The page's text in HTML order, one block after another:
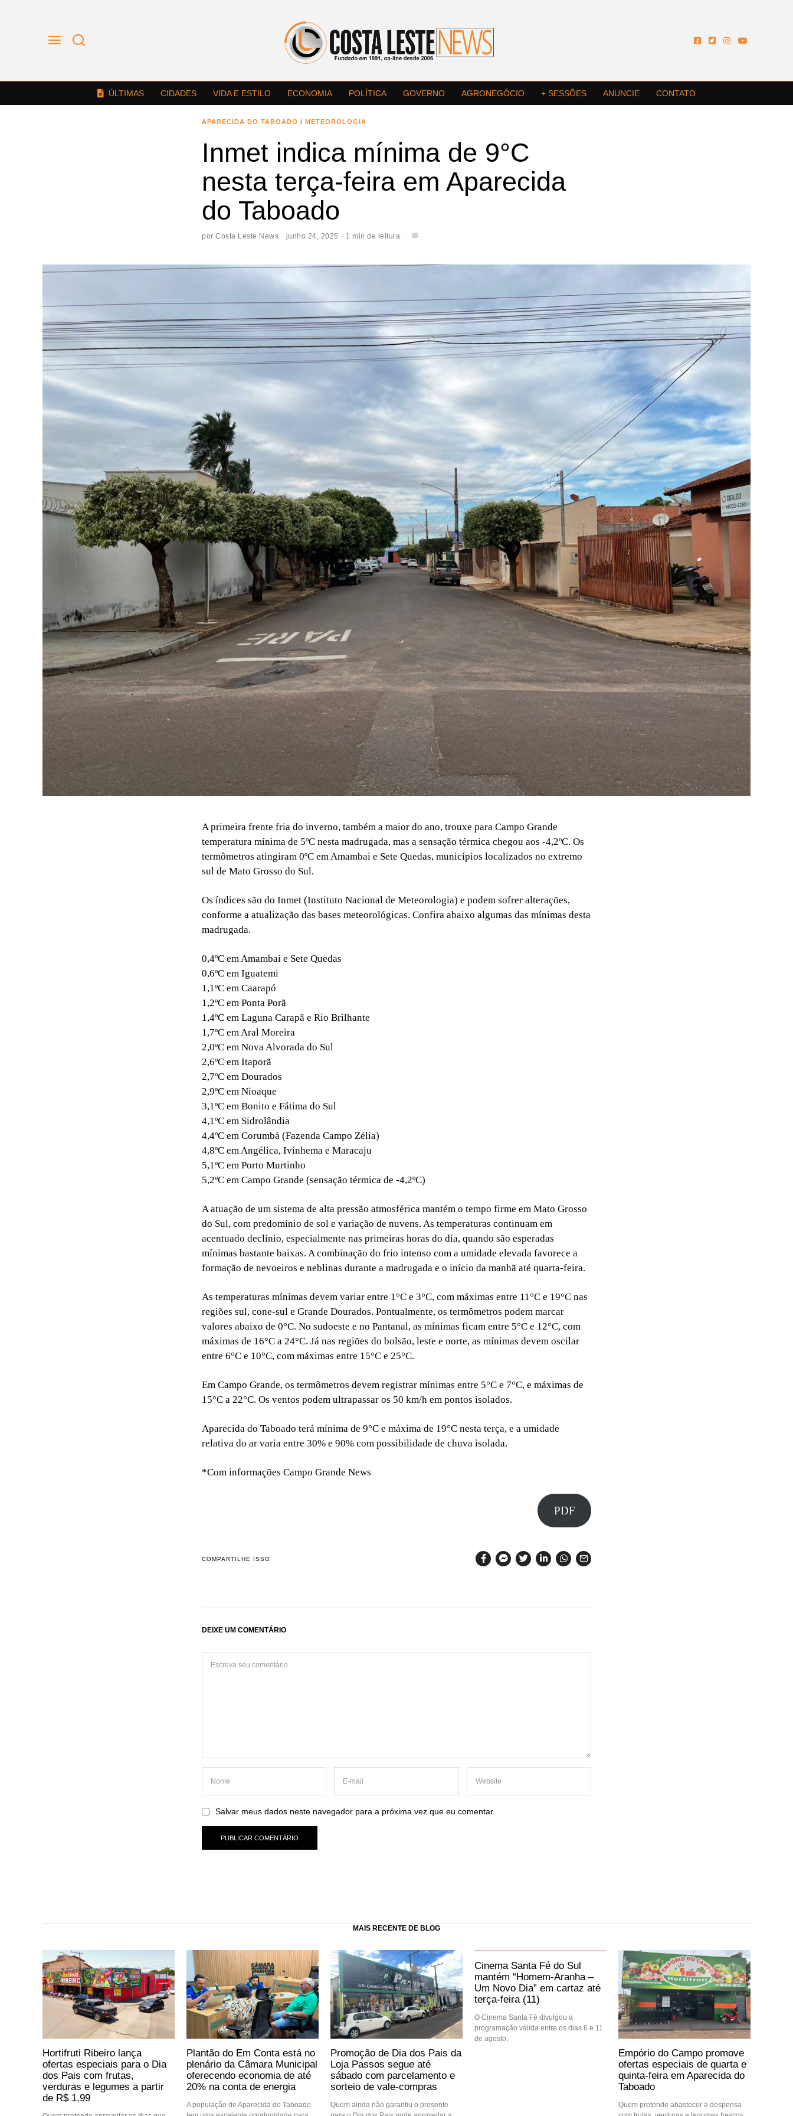
ÚLTIMAS CIDADES VIDA E ESTILO ECONOMIA POLÍTICA GOVERNO AGRONEGÓCIO + SESSÕES ANUNCIE CONTATO
APARECIDA DO TABOADO / METEOROLOGIA
Inmet indica mínima de 9°C
nesta terça-feira em Aparecida
do Taboado
por Costa Leste News junho 24, 2025 1 min de leitura
A primeira frente fria do inverno, também a maior do ano, trouxe para Campo Grande
temperatura mínima de 5ºC nesta madrugada, mas a sensação térmica chegou aos -4,2ºC. Os
termômetros atingiram 0ºC em Amambai e Sete Quedas, municípios localizados no extremo
sul de Mato Grosso do Sul.
Os índices são do Inmet (Instituto Nacional de Meteorologia) e podem sofrer alterações,
conforme a atualização das bases meteorológicas. Confira abaixo algumas das mínimas desta
madrugada.
0,4ºC em Amambai e Sete Quedas
0,6ºC em Iguatemi
1,1ºC em Caarapó
1,2ºC em Ponta Porã
1,4ºC em Laguna Carapã e Rio Brilhante
1,7ºC em Aral Moreira
2,0ºC em Nova Alvorada do Sul
2,6ºC em Itaporã
2,7ºC em Dourados
2,9ºC em Nioaque
3,1ºC em Bonito e Fátima do Sul
4,1ºC em Sidrolândia
4,4ºC em Corumbá (Fazenda Campo Zélia)
4,8ºC em Angélica, Ivinhema e Maracaju
5,1ºC em Porto Murtinho
5,2ºC em Campo Grande (sensação térmica de -4,2ºC)
A atuação de um sistema de alta pressão atmosférica mantém o tempo firme em Mato Grosso
do Sul, com predomínio de sol e variação de nuvens. As temperaturas continuam em
acentuado declínio, especialmente nas primeiras horas do dia, quando são esperadas
mínimas bastante baixas. A combinação do frio intenso com a umidade elevada favorece a
formação de nevoeiros e neblinas durante a madrugada e o início da manhã até quarta-feira.
As temperaturas mínimas devem variar entre 1°C e 3°C, com máximas entre 11°C e 19°C nas
regiões sul, cone-sul e Grande Dourados. Pontualmente, os termômetros podem marcar
valores abaixo de 0°C. No sudoeste e no Pantanal, as mínimas ficam entre 5°C e 12°C, com
máximas de 16°C a 24°C. Já nas regiões do bolsão, leste e norte, as mínimas devem oscilar
entre 6°C e 10°C, com máximas entre 15°C e 25°C.
Em Campo Grande, os termômetros devem registrar mínimas entre 5°C e 7°C, e máximas de
15°C a 22°C. Os ventos podem ultrapassar os 50 km/h em pontos isolados.
Aparecida do Taboado terá mínima de 9°C e máxima de 19°C nesta terça, e a umidade
relativa do ar varia entre 30% e 90% com possibilidade de chuva isolada.
*Com informações Campo Grande News
PDF
COMPARTILHE ISSO
DEIXE UM COMENTÁRIO
Salvar meus dados neste navegador para a próxima vez que eu comentar.
MAIS RECENTE DE BLOG
Hortifruti Ribeiro lança
ofertas especiais para o Dia
dos Pais com frutas,
verduras e legumes a partir
de R$ 1,99
Plantão do Em Conta está no
plenário da Câmara Municipal
oferecendo economia de até
20% na conta de energia
A população de Aparecida do Taboado
Promoção de Dia dos Pais da
Loja Passos segue até
sábado com parcelamento e
sorteio de vale-compras
Quem ainda não garantiu o presente
Cinema Santa Fé do Sul
mantém “Homem-Aranha –
Um Novo Dia” em cartaz até
terça-feira (11)
O Cinema Santa Fé divulgou a
programação válida entre os dias 6 e 11
de agosto,
Empório do Campo promove
ofertas especiais de quarta e
quinta-feira em Aparecida do
Taboado
Quem pretende abastecer a despensa